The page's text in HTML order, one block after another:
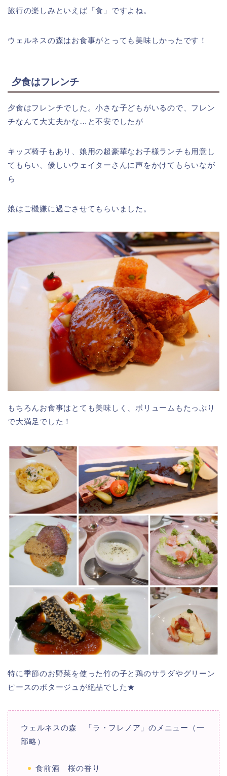
旅行の楽しみといえば「食」ですよね。
ウェルネスの森はお食事がとっても美味しかったです！
夕食はフレンチ
夕食はフレンチでした。小さな子どもがいるので、フレン
チなんて大丈夫かな…と不安でしたが
キッズ椅子もあり、娘用の超豪華なお子様ランチも用意し
てもらい、優しいウェイターさんに声をかけてもらいなが
ら
娘はご機嫌に過ごさせてもらいました。
もちろんお食事はとても美味しく、ボリュームもたっぷり
で大満足でした！
特に季節のお野菜を使った竹の子と鶏のサラダやグリーン
ピースのポタージュが絶品でした★
ウェルネスの森 「ラ・フレノア」のメニュー（一
部略）
食前酒 桜の香り